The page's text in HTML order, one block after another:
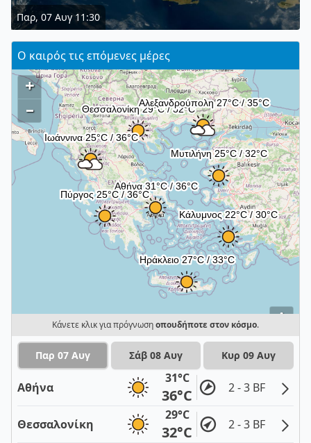
Παρ, 07 Αυγ 11:30
Ο καιρός τις επόμενες μέρες
i
+
–
Κάνετε κλικ για πρόγνωσηοπουδήποτε στον κόσμο.
Παρ 07 Αυγ Σάβ 08 Αυγ Κυρ 09 Αυγ
Αθήνα
31°C
36°C 2 - 3 BF
Θεσσαλονίκη
29°C
32°C 2 - 3 BF